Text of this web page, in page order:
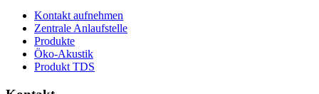
Kontakt aufnehmen
Zentrale Anlaufstelle
Produkte
Öko-Akustik
Produkt TDS